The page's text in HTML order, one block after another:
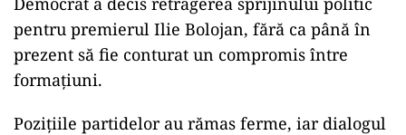
pentru premierul Ilie Bolojan, fără ca până în
prezent să fie conturat un compromis între
formațiuni.
Pozițiile partidelor au rămas ferme, iar dialogul